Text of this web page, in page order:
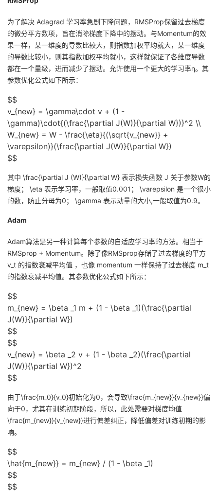
为了解决 Adagrad 学习率急剧下降问题，RMSProp保留过去梯度
的微分平方数项，旨在消除梯度下降中的摆动。与Momentum的效
果一样，某一维度的导数比较大，则指数加权平均就大，某一维度
的导数比较小，则其指数加权平均就小，这样就保证了各维度导数
都在一个量级，进而减少了摆动。允许使用一个更大的学习率η。其
参数优化公式如下所示：
$$
v_{new} = \gamma\cdot v + (1 -
\gamma)\cdot{(\frac{\partial J(W)}{\partial W})}^2 \\
W_{new} = W - \frac{\eta}{(\sqrt{v_{new}} +
\varepsilon)}(\frac{\partial J(W)}{\partial W})
$$
其中 \frac{\partial J (W)}{\partial W} 表示损失函数 J 关于参数W的
梯度；
\eta 表示学习率，一般取值0.001； \varepsilon 是一个很小
的数，防止分母为0；
\gamma 表示动量的大小,一般取值为0.9。
Adam
Adam算法是另一种计算每个参数的自适应学习率的方法。相当于
RMSprop + Momentum。除了像RMSprop存储了过去梯度的平方
v_t 的指数衰减平均值 ，也像 momentum 一样保持了过去梯度 m_t
的指数衰减平均值。其参数优化公式如下所示：
$$
m_{new} = \beta _1 m + (1 - \beta _1)(\frac{\partial
J(W)}{\partial W})
$$
$$
v_{new} = \beta _2 v + (1 - \beta _2)(\frac{\partial
J(W)}{\partial W})^2
$$
由于\frac{m_0}{v_0}初始化为0，会导致\frac{m_{new}}{v_{new}}偏
向于0，尤其在训练初期阶段，所以，此处需要对梯度均值
\frac{m_{new}}{v_{new}}进行偏差纠正，降低偏差对训练初期的影
响。
$$
\hat{m_{new}} = m_{new} / (1 - \beta _1)
$$
$$